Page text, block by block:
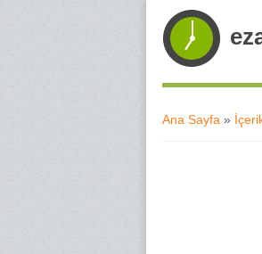
Ana Sayfa »